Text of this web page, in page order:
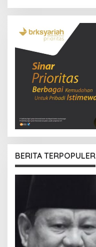
BERITA TERPOPULER